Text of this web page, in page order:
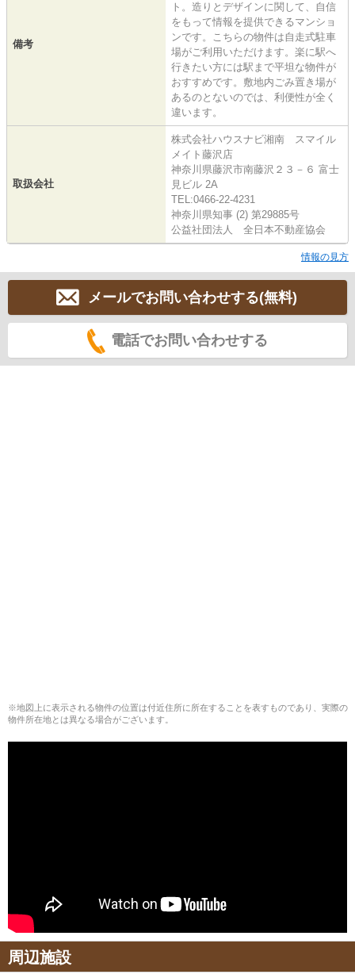
備考
ト。造りとデザインに関して、自信
をもって情報を提供できるマンショ
ンです。こちらの物件は自走式駐車
場がご利用いただけます。楽に駅へ
行きたい方には駅まで平坦な物件が
おすすめです。敷地内ごみ置き場が
あるのとないのでは、利便性が全く
違います。
取扱会社
株式会社ハウスナビ湘南 スマイル
メイト藤沢店
神奈川県藤沢市南藤沢２３－６ 富士
見ビル 2A
TEL:0466-22-4231
神奈川県知事 (2) 第29885号
公益社団法人 全日本不動産協会
情報の見方
メールでお問い合わせする(無料)
電話でお問い合わせする
※地図上に表示される物件の位置は付近住所に所在することを表すものであり、実際の
物件所在地とは異なる場合がございます。
周辺施設